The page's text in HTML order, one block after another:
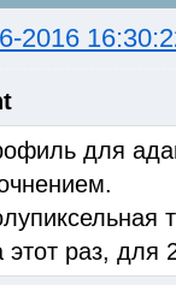
2016
для
этот раз, для